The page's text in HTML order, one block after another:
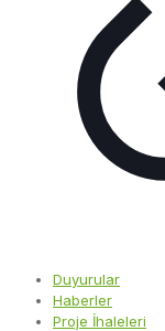
Duyurular
Haberler
Proje İhaleleri